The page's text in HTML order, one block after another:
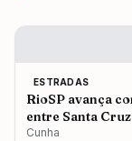
ESTRADAS
RioSP avança
entre Santa
Cunha